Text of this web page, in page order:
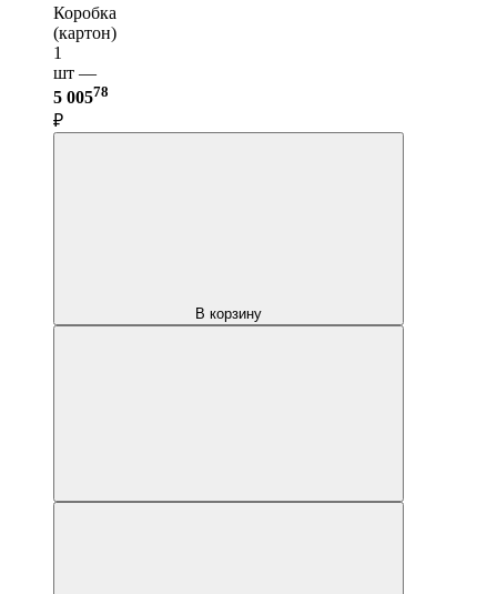
Коробка
(картон)
1
шт —
5 00578
₽
В корзину